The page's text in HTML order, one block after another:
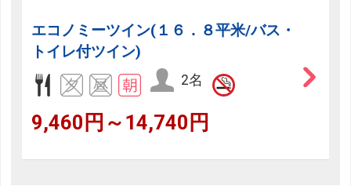
エコノミーツイン(１６．８平米/バス・
トイレ付ツイン)
2名
9,460円～14,740円